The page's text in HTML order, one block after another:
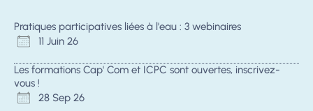
Pratiques participatives liées à l'eau : 3 webinaires
11 Juin 26
Les formations Cap' Com et ICPC sont ouvertes, inscrivez-
vous !
28 Sep 26